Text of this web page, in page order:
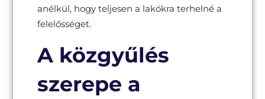
anélkül, hogy teljesen a lakókra terhelné a
felelősséget.
A közgyűlés
szerepe a